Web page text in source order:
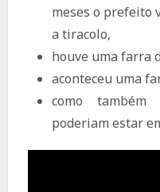
meses o prefeito
a tiracolo,
houve uma farra
aconteceu uma
como também
poderiam estar